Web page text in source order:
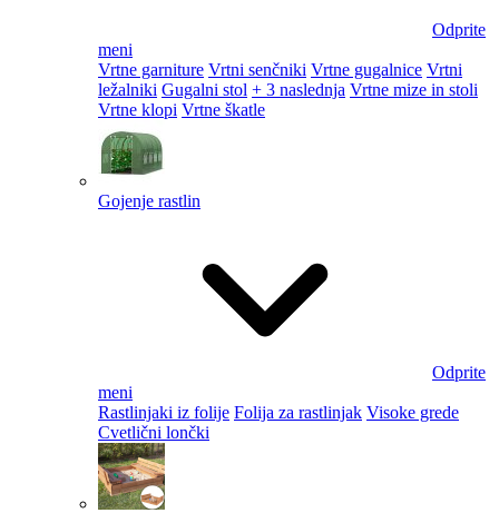
Odprite
meni
Vrtne garniture Vrtni senčniki Vrtne gugalnice Vrtni
ležalniki Gugalni stol + 3 naslednja Vrtne mize in stoli
Vrtne klopi Vrtne škatle
Gojenje rastlin
Odprite
meni
Rastlinjaki iz folije Folija za rastlinjak Visoke grede
Cvetlični lončki